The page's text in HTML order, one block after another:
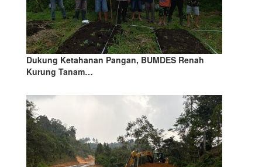
Dukung Ketahanan Pangan, BUMDES Renah
Kurung Tanam…